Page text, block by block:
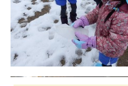
・ご飯
・ミートコロッケ
・棒棒鶏風サラダ
・ミニ千草焼き
・パイナップル